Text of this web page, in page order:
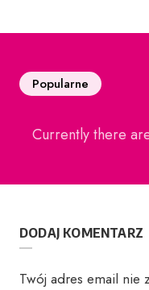
Popularne
Currently there
DODAJ KOMENTARZ
Twój adres email nie